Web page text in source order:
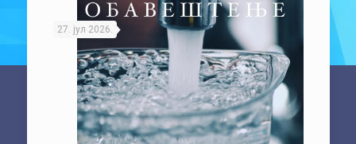
27. јул 2026.